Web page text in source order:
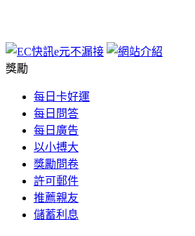
獎勵
每日卡好運
每日問答
每日廣告
以小搏大
獎勵問卷
許可郵件
推薦親友
儲蓄利息